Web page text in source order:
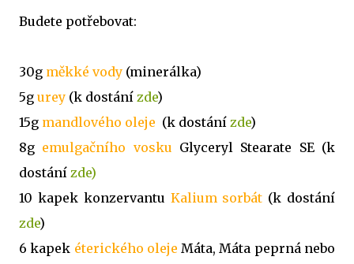
Budete potřebovat:
30g měkké vody (minerálka)
5g urey (k dostání zde)
15g mandlového oleje (k dostání zde)
8g emulgačního vosku Glyceryl Stearate SE (k
dostání zde)
10 kapek konzervantu Kalium sorbát (k dostání
zde)
6 kapek éterického oleje Máta, Máta peprná nebo